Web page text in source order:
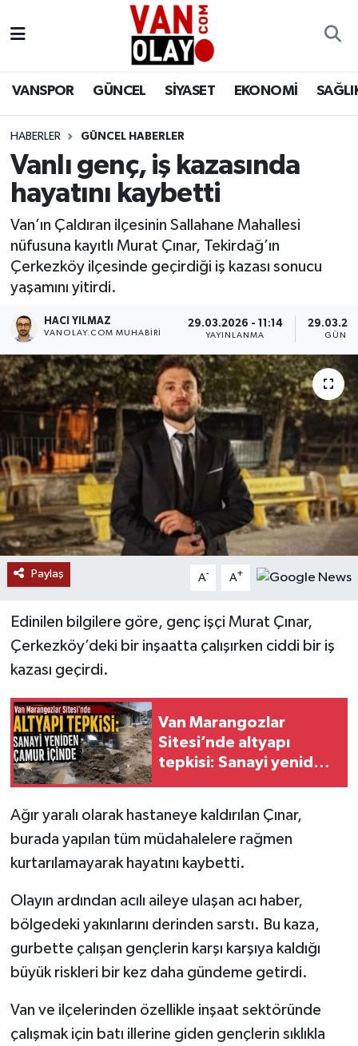
VANSPOR GÜNCEL SİYASET EKONOMİ
HABERLER GÜNCEL HABERLER
Vanlı genç, iş kazasında
hayatını kaybetti
Van’ın Çaldıran ilçesinin Sallahane Mahallesi
nüfusuna kayıtlı Murat Çınar, Tekirdağ’ın
Çerkezköy ilçesinde geçirdiği iş kazası sonucu
yaşamını yitirdi.
HACI YILMAZ
VANOLAY.COM MUHABIRI
29.03.2026 - 11:14
YAYINLANMA
Paylaş A- A+
Edinilen bilgilere göre, genç işçi Murat Çınar,
Çerkezköy’deki bir inşaatta çalışırken ciddi bir iş
kazası geçirdi.
Van Marangozlar
Sitesi’nde altyapı
tepkisi: Sanayi yeniden
Ağır yaralı olarak hastaneye kaldırılan Çınar,
burada yapılan tüm müdahalelere rağmen
kurtarılamayarak hayatını kaybetti.
Olayın ardından acılı aileye ulaşan acı haber,
bölgedeki yakınlarını derinden sarstı. Bu kaza,
gurbette çalışan gençlerin karşı karşıya kaldığı
büyük riskleri bir kez daha gündeme getirdi.
Van ve ilçelerinden özellikle inşaat sektöründe
çalışmak için batı illerine giden gençlerin sıklıkla
Siyaset
Ekonomi
Sağlık
Eğitim
RESMİ İLANLAR
Van Nöbetçi Eczaneler
Van Namaz Vakitleri
Van Trafik Yoğunluk Haritası
Süper Lig Puan Durumu ve Fikstür
Tüm Manşetler